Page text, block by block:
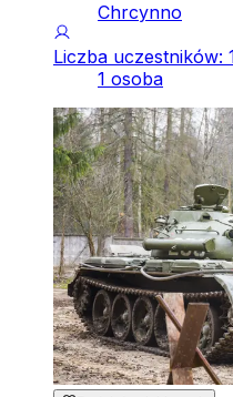
Chrcynno
Liczba uczestników:
1 osoba